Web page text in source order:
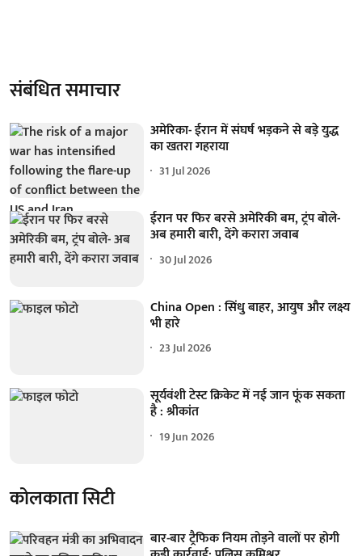
संबंधित समाचार
अमेरिका- ईरान में संघर्ष भड़कने से बड़े युद्ध
का खतरा गहराया
31 Jul 2026
ईरान पर फिर बरसे अमेरिकी बम, ट्रंप बोले-
अब हमारी बारी, देंगे करारा जवाब
30 Jul 2026
China Open : सिंधु बाहर, आयुष और लक्ष्य
भी हारे
23 Jul 2026
सूर्यवंशी टेस्ट क्रिकेट में नई जान फूंक सकता
है : श्रीकांत
19 Jun 2026
कोलकाता सिटी
बार-बार ट्रैफिक नियम तोड़ने वालों पर होगी